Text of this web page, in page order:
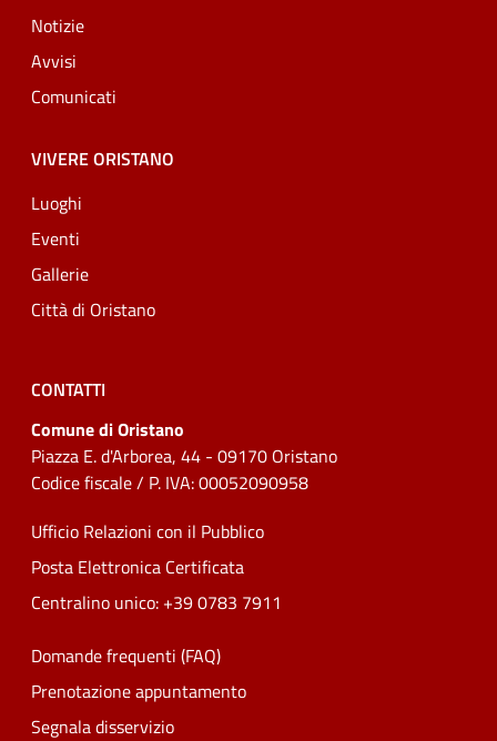
Notizie
Avvisi
Comunicati
VIVERE ORISTANO
Luoghi
Eventi
Gallerie
Città di Oristano
CONTATTI
Comune di Oristano
Piazza E. d'Arborea, 44 - 09170 Oristano
Codice fiscale / P. IVA: 00052090958
Ufficio Relazioni con il Pubblico
Posta Elettronica Certificata
Centralino unico: +39 0783 7911
Domande frequenti (FAQ)
Prenotazione appuntamento
Segnala disservizio